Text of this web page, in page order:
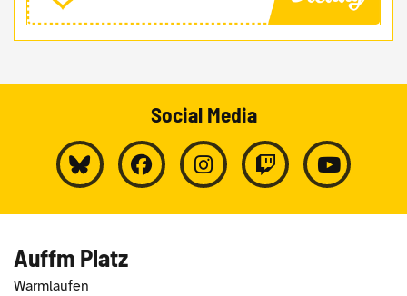
Social Media
Auffm Platz
Warmlaufen